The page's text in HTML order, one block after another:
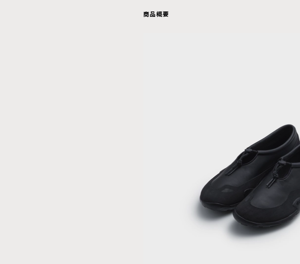
商品概要